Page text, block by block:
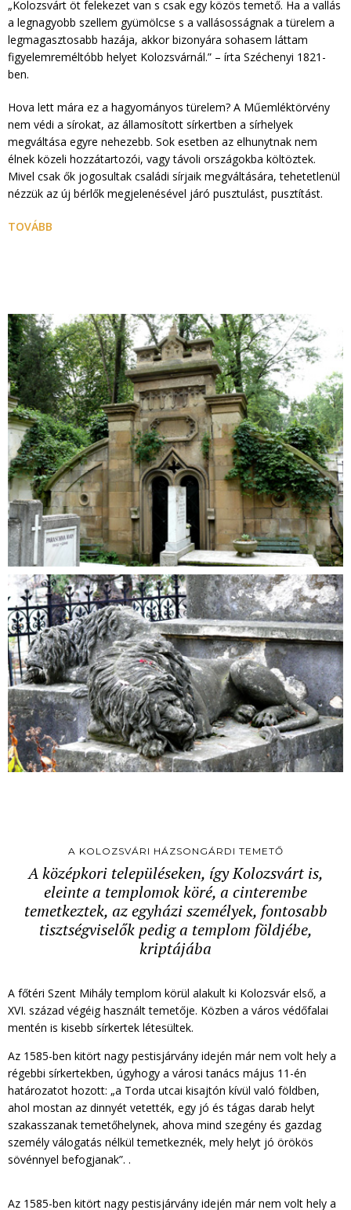
„Kolozsvárt öt felekezet van s csak egy közös temető. Ha a vallás
a legnagyobb szellem gyümölcse s a vallásosságnak a türelem a
legmagasztosabb hazája, akkor bizonyára sohasem láttam
figyelemreméltóbb helyet Kolozsvárnál.” – írta Széchenyi 1821-
ben.
Hova lett mára ez a hagyományos türelem? A Műemléktörvény
nem védi a sírokat, az államosított sírkertben a sírhelyek
megváltása egyre nehezebb. Sok esetben az elhunytnak nem
élnek közeli hozzátartozói, vagy távoli országokba költöztek.
Mivel csak ők jogosultak családi sírjaik megváltására, tehetetlenül
nézzük az új bérlők megjelenésével járó pusztulást, pusztítást.
TOVÁBB
A KOLOZSVÁRI HÁZSONGÁRDI TEMETŐ
A középkori településeken, így Kolozsvárt is,
eleinte a templomok köré, a cinterembe
temetkeztek, az egyházi személyek, fontosabb
tisztségviselők pedig a templom földjébe,
kriptájába
A főtéri Szent Mihály templom körül alakult ki Kolozsvár első, a
XVI. század végéig használt temetője. Közben a város védőfalai
mentén is kisebb sírkertek létesültek.
Az 1585-ben kitört nagy pestisjárvány idején már nem volt hely a
régebbi sírkertekben, úgyhogy a városi tanács május 11-én
határozatot hozott: „a Torda utcai kisajtón kívül való földben,
ahol mostan az dinnyét vetették, egy jó és tágas darab helyt
szakasszanak temetőhelynek, ahova mind szegény és gazdag
személy válogatás nélkül temetkeznék, mely helyt jó örökös
sövénnyel befogjanak”. .
Az 1585-ben kitört nagy pestisjárvány idején már nem volt hely a